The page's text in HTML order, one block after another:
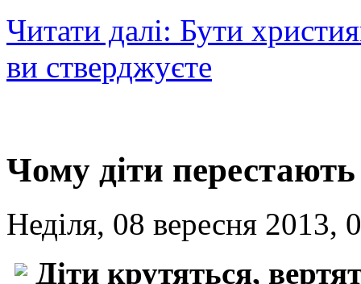
Читати далі: Бути
ви стверджуєте
Чому діти
Неділя, 08 вересня 2013,
Діти крутяться,